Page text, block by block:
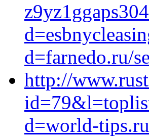
d=farnedo.ru/
http://
d=world-tips.ru